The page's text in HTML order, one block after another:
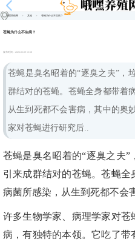
哦嘿养殖网 > 其他 > 苍蝇为什么不生病？
苍蝇为什么不生病？
发布时间： 2026-05-09 13:58
苍蝇是臭名昭着的“逐臭之夫”，
群结对的苍蝇。苍蝇全身都带着
从生到死都不会害病，其中的奥
家对苍蝇进行研究后..
苍蝇是臭名昭着的“逐臭之夫
引来成群结对的苍蝇。苍蝇
病菌所感染，从生到死都不会
许多生物学家、病理学家对
病，有独特的本领。它吃了